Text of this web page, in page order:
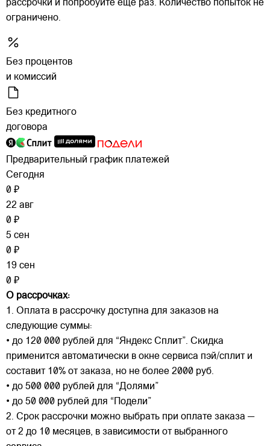
рассрочки и попробуйте еще раз. Количество попыток не
ограничено.
Без процентов
и комиссий
Без кредитного
договора
Предварительный график платежей
Сегодня
0 ₽
22 авг
0 ₽
5 сен
0 ₽
19 сен
0 ₽
О рассрочках:
1. Оплата в рассрочку доступна для заказов на
следующие суммы:
• до 120 000 рублей для “Яндекс Сплит”. Скидка
применится автоматически в окне сервиса пэй/сплит и
составит 10% от заказа, но не более 2000 руб.
• до 500 000 рублей для “Долями”
• до 50 000 рублей для “Подели”
2. Срок рассрочки можно выбрать при оплате заказа —
от 2 до 10 месяцев, в зависимости от выбранного